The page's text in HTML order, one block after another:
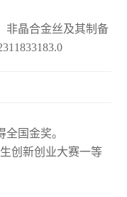
非晶合金丝及其制备
国金奖。
创新创业大赛一等